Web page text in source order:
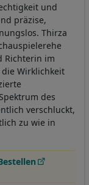
und
präzise,
Thirza
Richterin im
Wirklichkeit
des
verschluckt,
zu wie in